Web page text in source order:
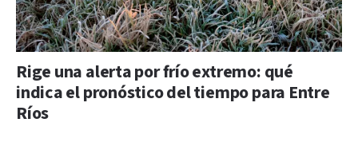
Rige una alerta por frío extremo: qué
indica el pronóstico del tiempo para Entre
Ríos